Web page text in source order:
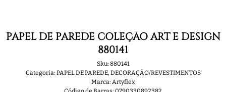
PAPEL DE PAREDE COLEÇÃO ART E DESIGN
880141
Sku: 880141
Categoria: PAPEL DE PAREDE,DECORAÇÃO/REVESTIMENTOS
Marca: Artyflex